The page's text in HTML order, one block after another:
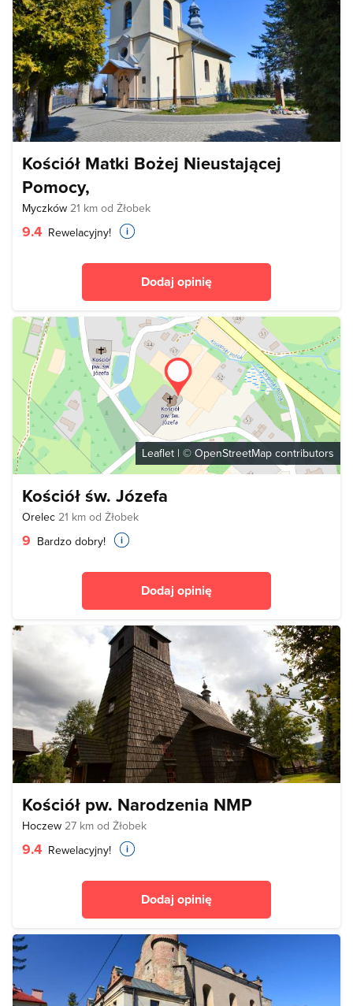
Kościół Matki Bożej Nieustającej
Pomocy,
Myczków 21 km od Żłobek
9.4 Rewelacyjny!
Dodaj opinię
Leaflet | © OpenStreetMap contributors
Kościół św. Józefa
Orelec 21 km od Żłobek
9 Bardzo dobry!
Dodaj opinię
Kościół pw. Narodzenia NMP
Hoczew 27 km od Żłobek
9.4 Rewelacyjny!
Dodaj opinię